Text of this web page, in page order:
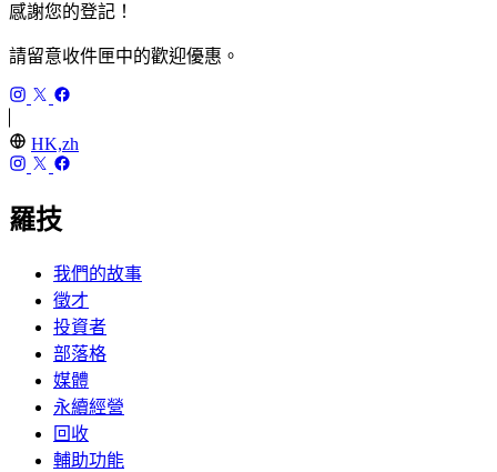
感謝您的登記！
請留意收件匣中的歡迎優惠。
HK,zh
羅技
我們的故事
徵才
投資者
部落格
媒體
永續經營
回收
輔助功能